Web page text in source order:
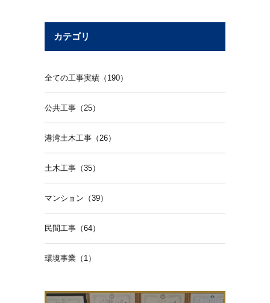
カテゴリ
全ての工事実績（190）
公共工事（25）
港湾土木工事（26）
土木工事（35）
マンション（39）
民間工事（64）
環境事業（1）